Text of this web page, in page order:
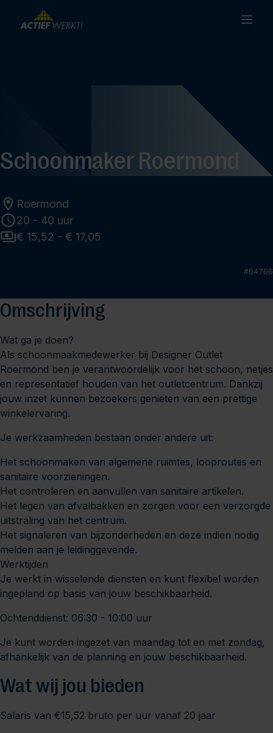
Schoonmaker Roermond
Roermond
20 - 40 uur
€ 15,52 - € 17,05
#64706
Omschrijving
Wat ga je doen?
Als schoonmaakmedewerker bij Designer Outlet
Roermond ben je verantwoordelijk voor het schoon, netjes
en representatief houden van het outletcentrum. Dankzij
jouw inzet kunnen bezoekers genieten van een prettige
winkelervaring.
Je werkzaamheden bestaan onder andere uit:
Het schoonmaken van algemene ruimtes, looproutes en
sanitaire voorzieningen.
Het controleren en aanvullen van sanitaire artikelen.
Het legen van afvalbakken en zorgen voor een verzorgde
uitstraling van het centrum.
Het signaleren van bijzonderheden en deze indien nodig
melden aan je leidinggevende.
Werktijden
Je werkt in wisselende diensten en kunt flexibel worden
ingepland op basis van jouw beschikbaarheid.
Ochtenddienst: 06:30 - 10:00 uur
Je kunt worden ingezet van maandag tot en met zondag,
afhankelijk van de planning en jouw beschikbaarheid.
Wat wij jou bieden
Salaris van €15,52 bruto per uur vanaf 20 jaar